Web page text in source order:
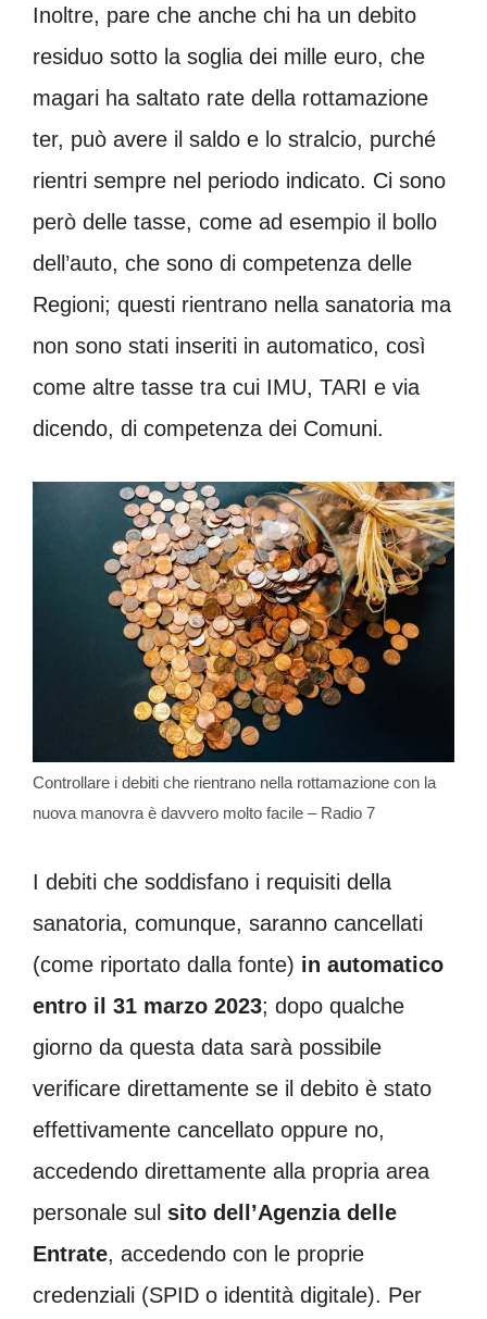
Inoltre, pare che anche chi ha un debito
residuo sotto la soglia dei mille euro, che
magari ha saltato rate della rottamazione
ter, può avere il saldo e lo stralcio, purché
rientri sempre nel periodo indicato. Ci sono
però delle tasse, come ad esempio il bollo
dell’auto, che sono di competenza delle
Regioni; questi rientrano nella sanatoria ma
non sono stati inseriti in automatico, così
come altre tasse tra cui IMU, TARI e via
dicendo, di competenza dei Comuni.
Controllare i debiti che rientrano nella rottamazione con la
nuova manovra è davvero molto facile – Radio 7
I debiti che soddisfano i requisiti della
sanatoria, comunque, saranno cancellati
(come riportato dalla fonte) in automatico
entro il 31 marzo 2023; dopo qualche
giorno da questa data sarà possibile
verificare direttamente se il debito è stato
effettivamente cancellato oppure no,
accedendo direttamente alla propria area
personale sul sito dell’Agenzia delle
Entrate, accedendo con le proprie
credenziali (SPID o identità digitale). Per